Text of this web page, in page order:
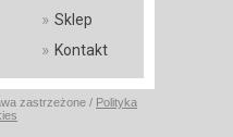
» Sklep
» Kontakt
zastrzeżone / Polityka